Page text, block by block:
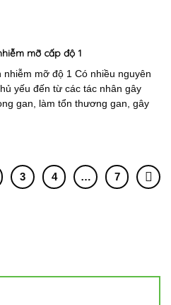
mỡ cấp độ 1
mỡ độ 1 Có nhiều nguyên
yếu đến từ các tác nhân gây
gan, làm tổn thương gan, gây
3 4 … 7